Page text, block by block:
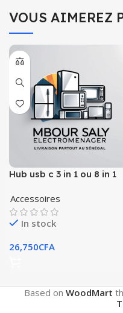
VOUS AIMEREZ
Hub usb c 3 in 1 ou 8 in 1
Accessoires
In stock
26,750CFA
Based on WoodMart